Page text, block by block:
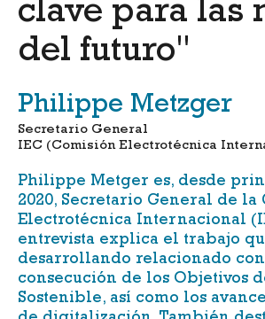
clave para las
del futuro"
Philippe Metzger
Secretario General
IEC (Comisión Electrotécnica
Philippe Metger es, desde
2020, Secretario General de la
Electrotécnica Internacional
entrevista explica el trabajo
desarrollando relacionado
consecución de los Objetivos
Sostenible, así como los